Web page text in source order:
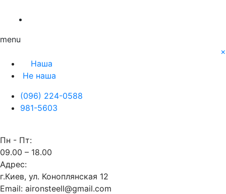
menu
×
Наша
Не наша
(096) 224-0588
981-5603
Пн - Пт:
09.00 – 18.00
Адрес:
г.Киев, ул. Коноплянская 12
Email: aironsteell@gmail.com